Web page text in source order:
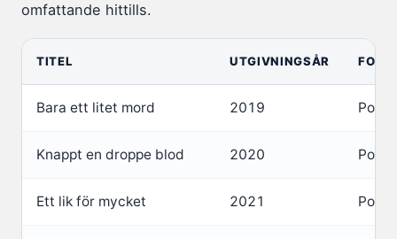
omfattande hittills.
TITEL UTGIVNINGSÅR
Bara ett litet mord 2019
Knappt en droppe blod 2020
Ett lik för mycket 2021